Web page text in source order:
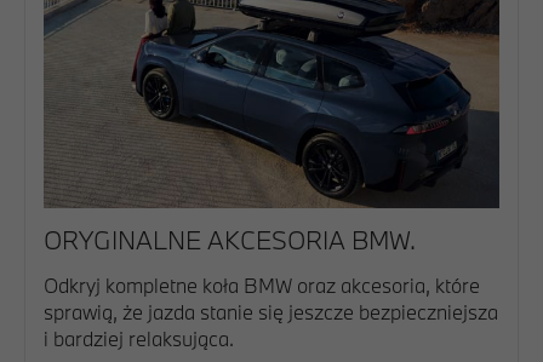
ORYGINALNE AKCESORIA BMW.
Odkryj kompletne koła BMW oraz akcesoria, które
sprawią, że jazda stanie się jeszcze bezpieczniejsza
i bardziej relaksująca.